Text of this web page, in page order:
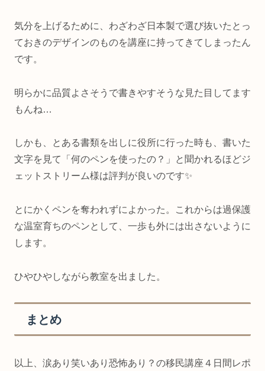
気分を上げるために、わざわざ日本製で選び抜いたとっ
ておきのデザインのものを講座に持ってきてしまったん
です。
明らかに品質よさそうで書きやすそうな見た目してます
もんね…
しかも、とある書類を出しに役所に行った時も、書いた
文字を見て「何のペンを使ったの？」と聞かれるほどジ
ェットストリーム様は評判が良いのです✨
とにかくペンを奪われずによかった。これからは過保護
な温室育ちのペンとして、一歩も外には出さないように
します。
ひやひやしながら教室を出ました。
まとめ
以上、涙あり笑いあり恐怖あり？の移民講座４日間レポ